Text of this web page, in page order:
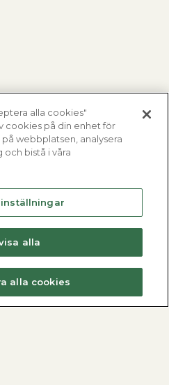
Varmvattenberedare
alla cookies"
cookies på din enhet för
webbplatsen, analysera
bistå i våra
alla
alla cookies